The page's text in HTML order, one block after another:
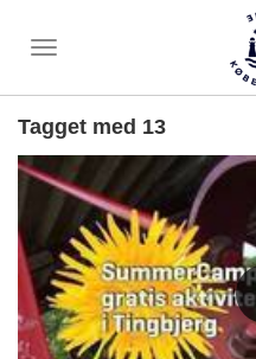
Toggle
Tagget med 13